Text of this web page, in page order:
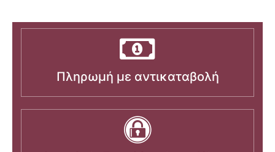
Πληρωμή με αντικαταβολή